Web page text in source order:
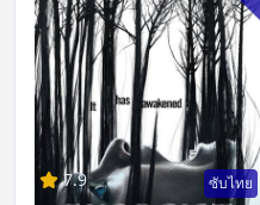
7.9 ซับไทย